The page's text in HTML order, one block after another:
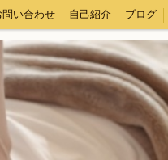
問い合わせ 自己紹介 ブログ